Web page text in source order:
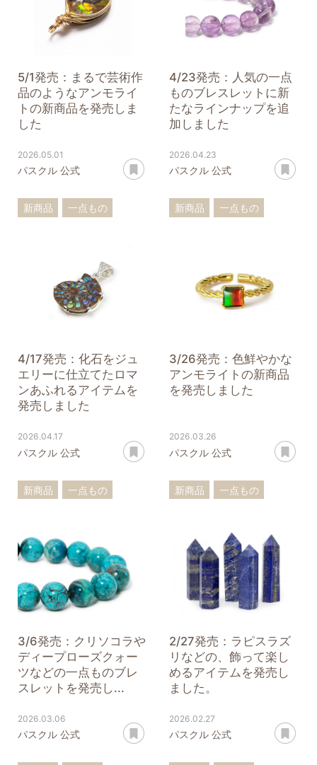
5/1発売：まるで芸術作
品のようなアンモライ
トの新商品を発売しま
した
2026.05.01
パスクル 公式
あとで読む
新商品
一点もの
4/23発売：人気の一点
ものブレスレットに新
たなラインナップを追
加しました
2026.04.23
パスクル 公式
新商品
一点もの
ローズクォーツ
フローライト
4/17発売：化石をジュ
エリーに仕立てたロマ
ンあふれるアイテムを
発売しました
2026.04.17
パスクル 公式
あとで読む
新商品
一点もの
ペンダントトップ
アンモナイト
アンモライト
3/26発売：色鮮やかな
アンモライトの新商品
を発売しました
2026.03.26
パスクル 公式
新商品
一点もの
3/6発売：クリソコラや
ディープローズクォー
ツなどの一点ものブレ
スレットを発売し...
2026.03.06
パスクル 公式
あとで読む
2/27発売：ラピスラズ
リなどの、飾って楽し
めるアイテムを発売し
ました。
2026.02.27
パスクル 公式